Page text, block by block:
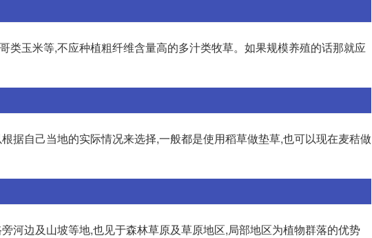
类玉米等,不应种植粗纤维含量高的多汁类牧草。如果规模养殖的话那就应
据自己当地的实际情况来选择,一般都是使用稻草做垫草,也可以现在麦秸做
河边及山坡等地,也见于森林草原及草原地区,局部地区为植物群落的优势